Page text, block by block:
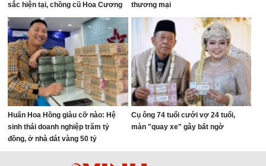
sắc hiện tại, chồng cũ Hoa Cương
bị réo tên
thương mại
Huấn Hoa Hồng giàu cỡ nào: Hệ
sinh thái doanh nghiệp trăm tỷ
đồng, ở nhà dát vàng 50 tỷ
Cụ ông 74 tuổi cưới vợ 24 tuổi,
màn "quay xe" gây bất ngờ